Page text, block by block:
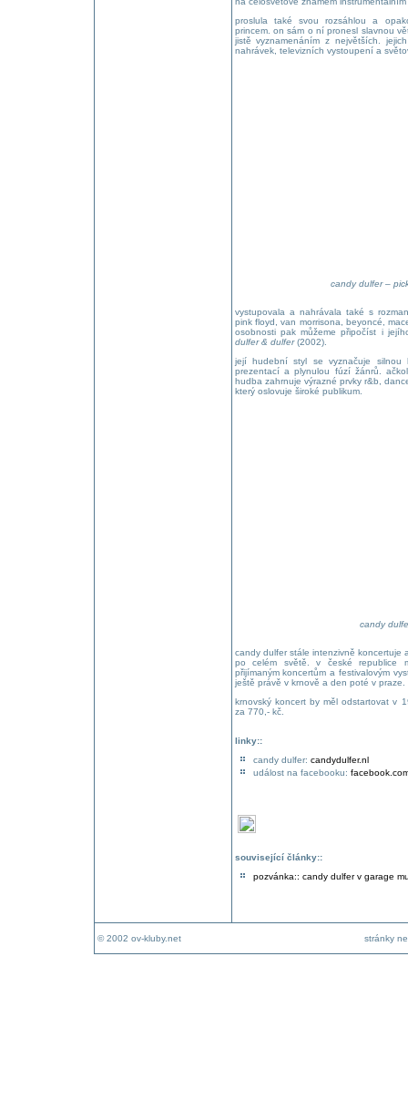
proslula také svou rozsáhlou a
princem. on sám o ní pronesl slavnou
jistě vyznamenáním z největších.
nahrávek, televizních vystoupení a
candy dulfer –
vystupovala a nahrávala také s
pink floyd, van morrisona, beyoncé,
osobnosti pak můžeme připočíst i
dulfer & dulfer(2002).
její hudební styl se vyznačuje silnou
prezentací a plynulou fúzí žánrů.
hudba zahrnuje výrazné prvky r&b,
který oslovuje široké publikum.
candy
candy dulfer stále intenzivně koncertuje
po celém světě. v české republice
přijímaným koncertům a festivalovým
ještě právě v krnově a den poté v praze.
krnovský koncert by měl odstartovat v
za 770,- kč.
linky::
candy dulfer: candydulfer.nl
událost na facebooku:
související články::
pozvánka:: candy dulfer v garage
© 2002 ov-kluby.net stránky